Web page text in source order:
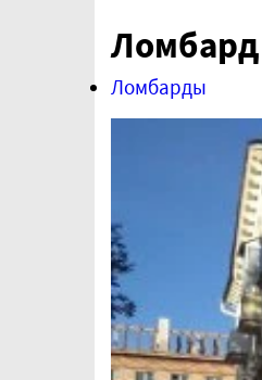
Ломбард
Ломбарды